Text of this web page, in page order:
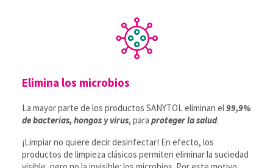
Elimina los microbios
La mayor parte de los productos SANYTOL eliminan el99,9%
de bacterias, hongos y virus, para proteger la salud.
¡Limpiar no quiere decir desinfectar! En efecto, los
productos de limpieza clásicos permiten eliminar la suciedad